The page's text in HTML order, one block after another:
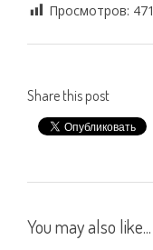
Просмотров: 471
Share this post
You may also like...